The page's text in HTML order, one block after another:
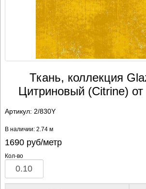
Ткань, коллекция
Цитриновый (Citrine)
Артикул: 2/830Y
В наличии: 2.74 м
1690руб/метр
Кол-во